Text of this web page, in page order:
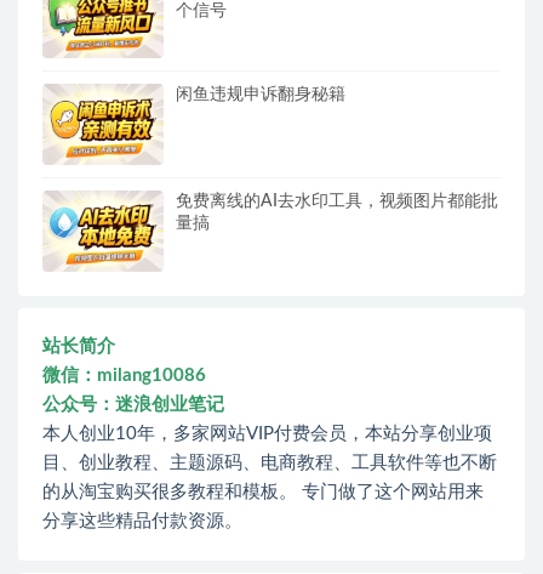
个信号
闲鱼违规申诉翻身秘籍
免费离线的AI去水印工具，视频图片都能批
量搞
站长简介
微信：milang10086
公众号：迷浪创业笔记
本人创业10年，多家网站VIP付费会员，本站分享创业项
目、创业教程、主题源码、电商教程、工具软件等也不断
的从淘宝购买很多教程和模板。 专门做了这个网站用来
分享这些精品付款资源。